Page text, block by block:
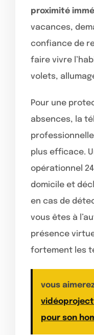
proximité
vacances,
confiance de
faire vivre
volets,
Pour une
absences, la
plus efficace.
opérationnel
domicile et
en cas de
vous êtes à
présence
fortement les
vous
pour son